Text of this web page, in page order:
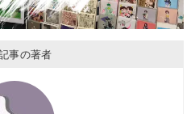
事の著者